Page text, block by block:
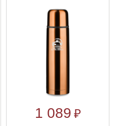
1 089 ₽